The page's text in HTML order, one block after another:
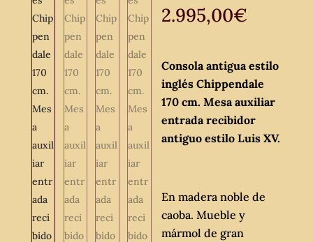
2.995,00€
Consola antigua estilo
inglés Chippendale
170 cm. Mesa auxiliar
entrada recibidor
antiguo estilo Luis XV.
En madera noble de
caoba. Mueble y
mármol de gran